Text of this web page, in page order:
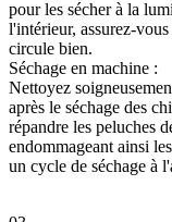
pour les sécher à la
l'intérieur, assurez-
circule bien.
Séchage en machine :
Nettoyez
après le séchage des
répandre les peluches
endommageant ainsi
un cycle de séchage à